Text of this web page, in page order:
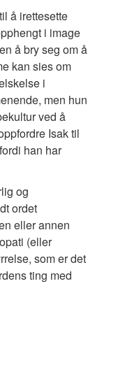
å irettesette
i image
å bry seg om å
kan sies om
i
men hun
ved å
Isak til
han har
og
ordet
eller annen
(eller
som er det
ting med